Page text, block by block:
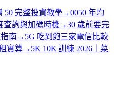
50 完整投資教學→0050 年均
查詢與加碼時機 →30 歲前要完
南 → 5G 吃到飽三家電信比較
實算→ 5K 10K 訓練 2026｜菜